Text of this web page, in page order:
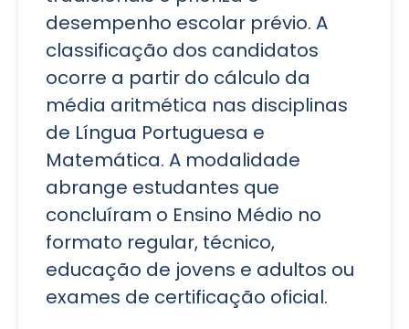
desempenho escolar prévio. A
classificação dos candidatos
ocorre a partir do cálculo da
média aritmética nas disciplinas
de Língua Portuguesa e
Matemática. A modalidade
abrange estudantes que
concluíram o Ensino Médio no
formato regular, técnico,
educação de jovens e adultos ou
exames de certificação oficial.